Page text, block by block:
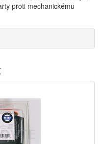
proti mechanickému